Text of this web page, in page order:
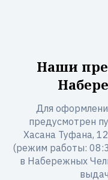
Наши
Для
предусмотрен
Хасана Туфана,
(режим работы:
в Набережных